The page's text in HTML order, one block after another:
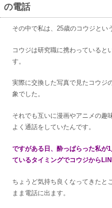
の電話
その中で私は、25歳のコウジとい
コウジは研究職に携わっていると
す。
実際に交換した写真で見たコウジ
象でした。
それでも互いに漫画やアニメの趣
よく通話をしていたんです。
ですがある日、酔っぱらった私が
ているタイミングでコウジから
ちょうど気持ち良くなってきたと
まま電話に出ます。